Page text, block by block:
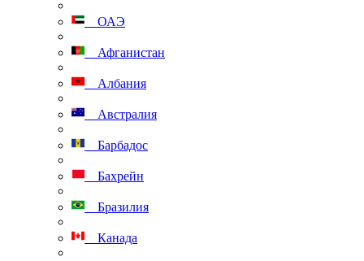
ОАЭ
Афганистан
Албания
Австралия
Барбадос
Бахрейн
Бразилия
Канада